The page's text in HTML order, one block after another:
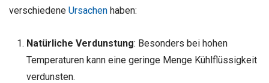
verschiedene Ursachen haben:
Natürliche Verdunstung: Besonders bei hohen
Temperaturen kann eine geringe Menge Kühlflüssigkeit
verdunsten.